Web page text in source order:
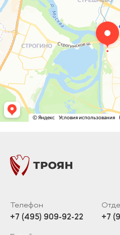
Телефон
+7 (495) 909-92-22
+7